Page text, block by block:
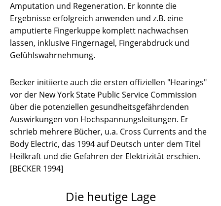
Amputation und Regeneration. Er konnte die
Ergebnisse erfolgreich anwenden und z.B. eine
amputierte Fingerkuppe komplett nachwachsen
lassen, inklusive Fingernagel, Fingerabdruck und
Gefühlswahrnehmung.
Becker initiierte auch die ersten offiziellen "Hearings"
vor der New York State Public Service Commission
über die potenziellen gesundheitsgefährdenden
Auswirkungen von Hochspannungsleitungen. Er
schrieb mehrere Bücher, u.a. Cross Currents and the
Body Electric, das 1994 auf Deutsch unter dem Titel
Heilkraft und die Gefahren der Elektrizität erschien.
[BECKER 1994]
Die heutige Lage